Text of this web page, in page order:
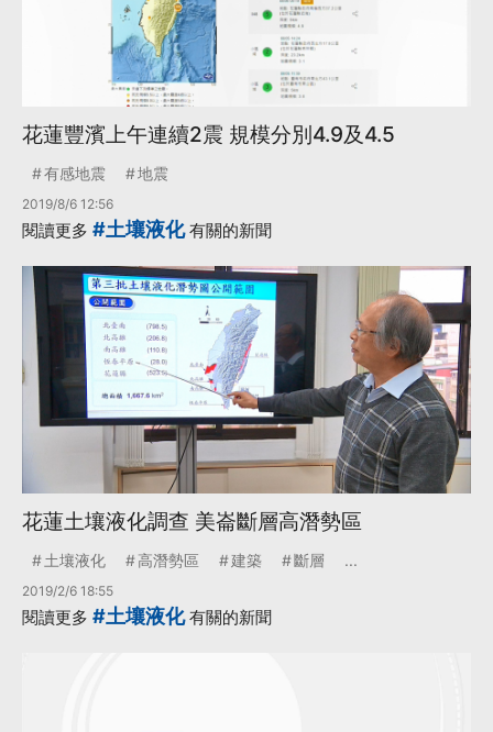
花蓮豐濱上午連續2震 規模分別4.9及4.5
有感地震 地震
2019/8/6 12:56
閱讀更多 #土壤液化有關的新聞
花蓮土壤液化調查 美崙斷層高潛勢區
土壤液化 高潛勢區 建築 斷層 ...
2019/2/6 18:55
閱讀更多 #土壤液化有關的新聞